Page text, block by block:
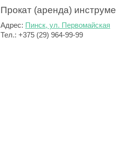
Прокат (аренда)
Адрес: Пинск, ул. Первомайская
Тел.: +375 (29) 964-99-99